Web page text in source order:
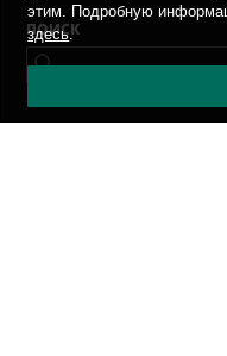
ПОИСК
этим. Подробную
здесь.